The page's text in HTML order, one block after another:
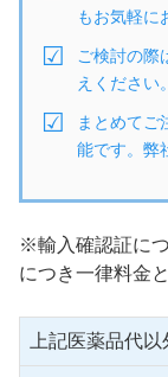
もお気軽に
ご検討の際
えください。
まとめてご
能です。弊
※輸入確認証に
につき一律料金
上記医薬品代